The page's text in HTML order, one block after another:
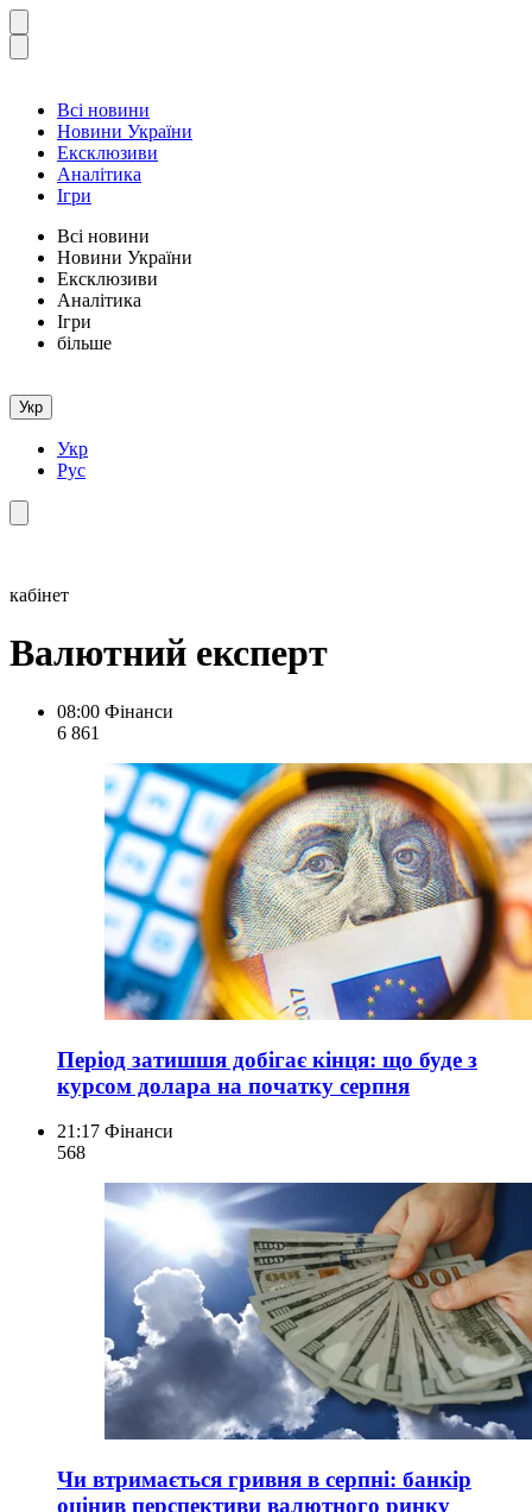
Всі новини
Новини України
Ексклюзиви
Аналітика
Ігри
Всі новини
Новини України
Ексклюзиви
Аналітика
Ігри
більше
Укр
Укр
Рус
кабінет
Валютний експерт
08:00 Фінанси
6 861
Період затишшя добігає кінця: що буде з
курсом долара на початку серпня
21:17 Фінанси
568
Чи втримається гривня в серпні: банкір
оцінив перспективи валютного ринку